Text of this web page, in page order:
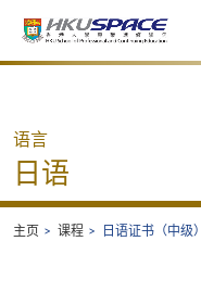
Main
语言
日语
主页 课程 日语证书（中级